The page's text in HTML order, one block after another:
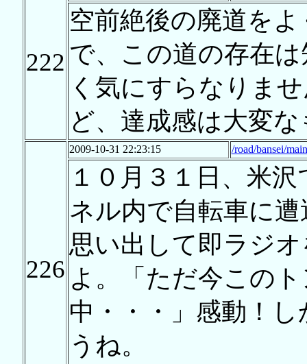
222
空前絶後の廃道を
で、この道の存在
く気にすらなりま
ど、達成感は大変
226
2009-10-31 22:23:15 /road/bansei/
１０月３１日、米
ネル内で自転車に
思い出して即ラジ
よ。「ただ今この
中・・・」感動！
うね。